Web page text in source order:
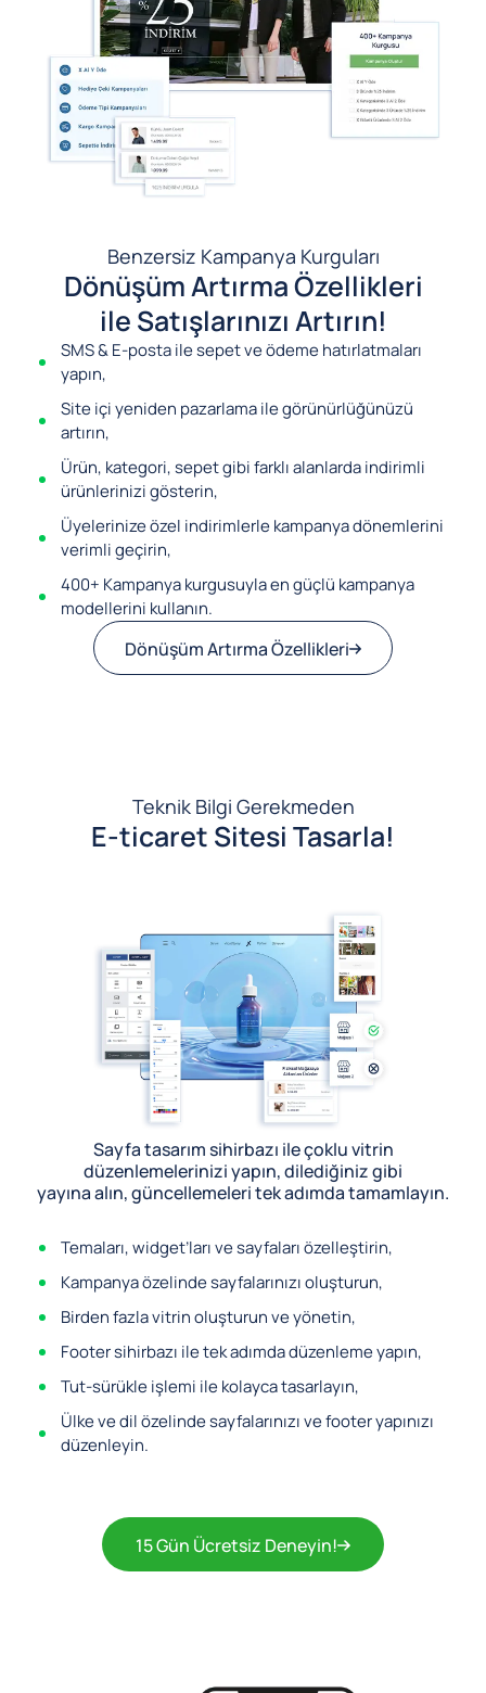
Benzersiz Kampanya Kurguları
Dönüşüm Artırma Özellikleri
ile Satışlarınızı Artırın!
SMS & E-posta ile sepet ve ödeme hatırlatmaları
yapın,
Site içi yeniden pazarlama ile görünürlüğünüzü
artırın,
Ürün, kategori, sepet gibi farklı alanlarda indirimli
ürünlerinizi gösterin,
Üyelerinize özel indirimlerle kampanya dönemlerini
verimli geçirin,
400+ Kampanya kurgusuyla en güçlü kampanya
modellerini kullanın.
Dönüşüm Artırma Özellikleri
Teknik Bilgi Gerekmeden
E-ticaret Sitesi Tasarla!
Sayfa tasarım sihirbazı ile çoklu vitrin
düzenlemelerinizi yapın, dilediğiniz gibi
yayına alın, güncellemeleri tek adımda tamamlayın.
Temaları, widget’ları ve sayfaları özelleştirin,
Kampanya özelinde sayfalarınızı oluşturun,
Birden fazla vitrin oluşturun ve yönetin,
Footer sihirbazı ile tek adımda düzenleme yapın,
Tut-sürükle işlemi ile kolayca tasarlayın,
Ülke ve dil özelinde sayfalarınızı ve footer yapınızı
düzenleyin.
15 Gün Ücretsiz Deneyin!